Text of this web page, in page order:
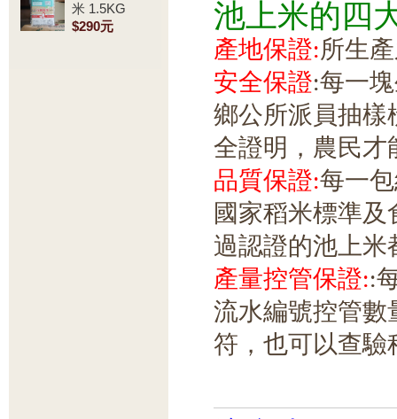
米 1.5KG
$290元
池上米的四
產地保證:所生
安全保證:每一
鄉公所派員抽樣
全證明，農民才
品質保證:每一
國家稻米標準及
過認證的池上米
產量控管保證::
流水編號控管數
符，也可以查驗